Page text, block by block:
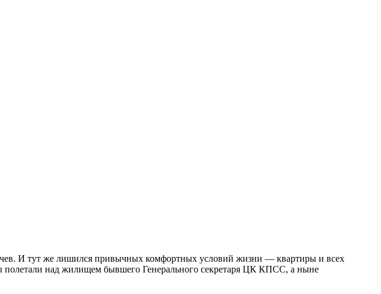
И тут же лишился привычных комфортных условий жизни — квартиры и всех
полетали над жилищем бывшего Генерального секретаря ЦК КПСС, а ныне